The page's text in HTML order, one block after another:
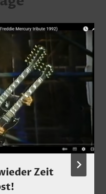
Zeit